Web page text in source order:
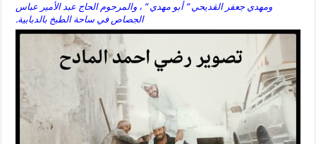
ومهدي جعفر القديحي ” أبو مهدي ” ، والمرحوم الحاج عبد الأمير عباس
الجصاص في ساحة الطبخ بالدبابية.